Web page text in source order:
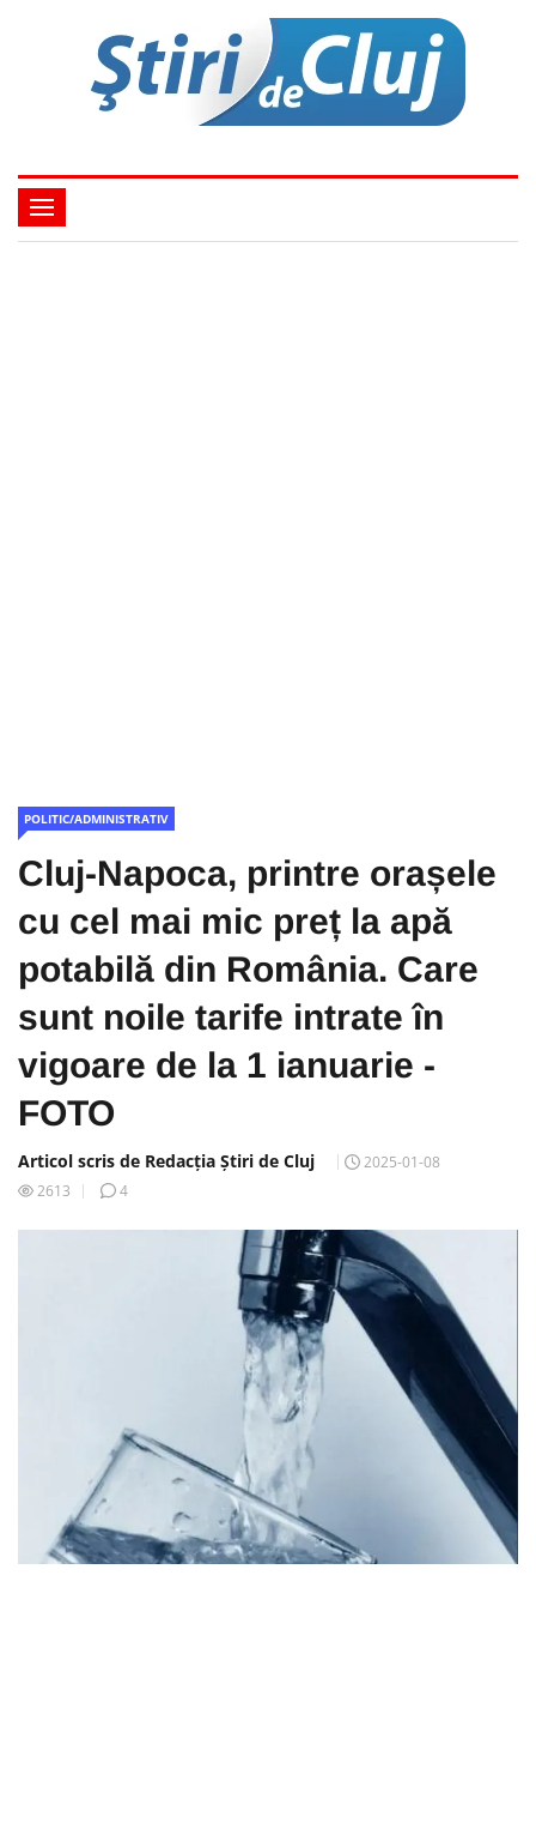
POLITIC/ADMINISTRATIV
Cluj-Napoca, printre orașele
cu cel mai mic preț la apă
potabilă din România. Care
sunt noile tarife intrate în
vigoare de la 1 ianuarie -
FOTO
Articol scris de Redacția Știri de Cluj
2025-01-08
2613
4